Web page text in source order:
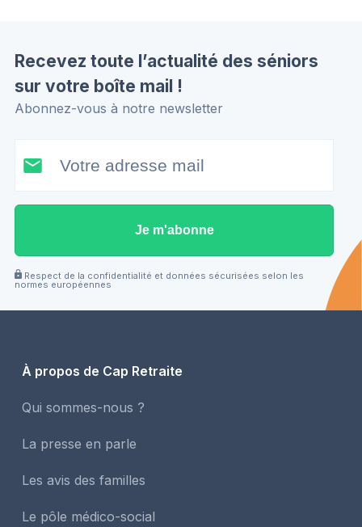
Recevez toute l’actualité des séniors
sur votre boîte mail !
Abonnez-vous à notre newsletter
Je m'abonne
Respect de la confidentialité et données sécurisées selon les
normes européennes
À propos de Cap Retraite
Qui sommes-nous ?
La presse en parle
Les avis des familles
Le pôle médico-social